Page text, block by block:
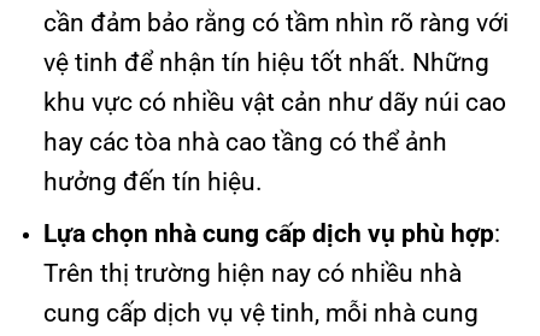
cần đảm bảo rằng có tầm nhìn rõ ràng với
vệ tinh để nhận tín hiệu tốt nhất. Những
khu vực có nhiều vật cản như dãy núi cao
hay các tòa nhà cao tầng có thể ảnh
hưởng đến tín hiệu.
Lựa chọn nhà cung cấp dịch vụ phù hợp:
Trên thị trường hiện nay có nhiều nhà
cung cấp dịch vụ vệ tinh, mỗi nhà cung